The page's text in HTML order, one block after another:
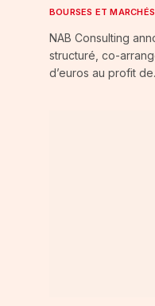
BOURSES ET MARCHÉS
NAB Consulting
structuré, co-
d’euros au profit